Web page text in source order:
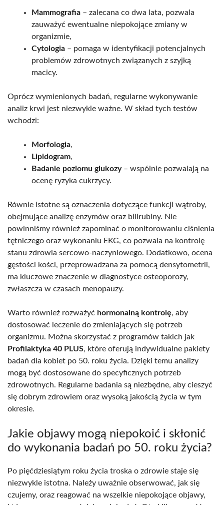
Mammografia – zalecana co dwa lata, pozwala
zauważyć ewentualne niepokojące zmiany w
organizmie,
Cytologia – pomaga w identyfikacji potencjalnych
problemów zdrowotnych związanych z szyjką
macicy.
Oprócz wymienionych badań, regularne wykonywanie
analiz krwi jest niezwykle ważne. W skład tych testów
wchodzi:
Morfologia,
Lipidogram,
Badanie poziomu glukozy– wspólnie pozwalają na
ocenę ryzyka cukrzycy.
Równie istotne są oznaczenia dotyczące funkcji wątroby,
obejmujące analizę enzymów oraz bilirubiny. Nie
powinniśmy również zapominać o monitorowaniu ciśnienia
tętniczego oraz wykonaniu EKG, co pozwala na kontrolę
stanu zdrowia sercowo-naczyniowego. Dodatkowo, ocena
gęstości kości, przeprowadzana za pomocą densytometrii,
ma kluczowe znaczenie w diagnostyce osteoporozy,
zwłaszcza w czasach menopauzy.
Warto również rozważyć hormonalną kontrolę, aby
dostosować leczenie do zmieniających się potrzeb
organizmu. Można skorzystać z programów takich jak
Profilaktyka 40 PLUS, które oferują indywidualne pakiety
badań dla kobiet po 50. roku życia. Dzięki temu analizy
mogą być dostosowane do specyficznych potrzeb
zdrowotnych. Regularne badania są niezbędne, aby cieszyć
się dobrym zdrowiem oraz wysoką jakością życia w tym
okresie.
Jakie objawy mogą niepokoić i skłonić
do wykonania badań po 50. roku życia?
Po pięćdziesiątym roku życia troska o zdrowie staje się
niezwykle istotna. Należy uważnie obserwować, jak się
czujemy, oraz reagować na wszelkie niepokojące objawy,